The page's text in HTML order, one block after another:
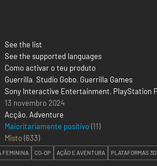
See the list
See the supported languages
Como activar o teu produto
Guerrilla, Studio Gobo, Guerrilla Games
Sony Interactive Entertainment, PlayStation
13 novembro 2024
Acção, Adventure
Maioritariamente positivo(11)
Misto(633)
FEMININA CO-OP AÇÃO E AVENTURA PLATAFORMAS 3D